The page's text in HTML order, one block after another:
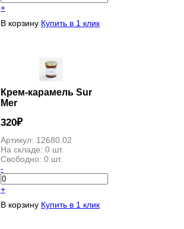
+
В корзину Купить в 1 клик
Крем-карамель Sur
Mer
320₽
Артикул: 12680.02
На складе: 0 шт.
Свободно: 0 шт.
-
+
В корзину Купить в 1 клик